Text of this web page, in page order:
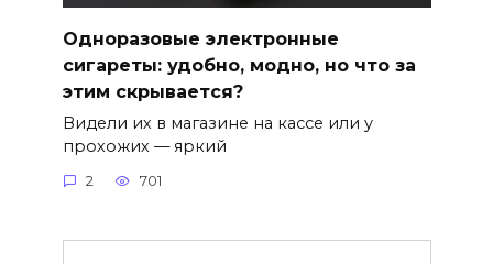
Одноразовые электронные
сигареты: удобно, модно, но что за
этим скрывается?
Видели их в магазине на кассе или у
прохожих — яркий
2 701